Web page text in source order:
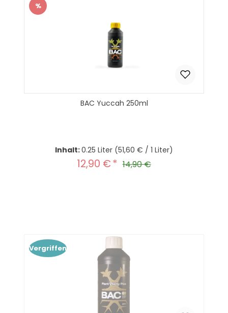
Rabatt
%
BAC Yuccah 250ml
Inhalt:0.25 Liter (51,60 € / 1 Liter)
Verkaufspreis:
12,90 € Regulärer Preis:
14,90 €
Vergriffen